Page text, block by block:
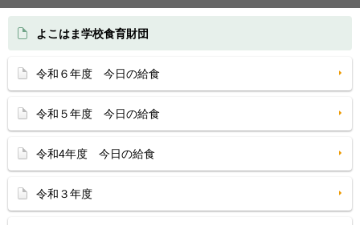
よこはま学校食育財団
令和６年度 今日の給食
令和５年度 今日の給食
令和4年度 今日の給食
令和３年度